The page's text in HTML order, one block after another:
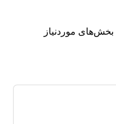
بخش‌های موردنیاز